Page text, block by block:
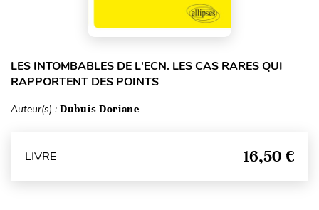
LES INTOMBABLES DE L'ECN. LES CAS RARES QUI
RAPPORTENT DES POINTS
Auteur(s) : Dubuis Doriane
LIVRE 16,50 €